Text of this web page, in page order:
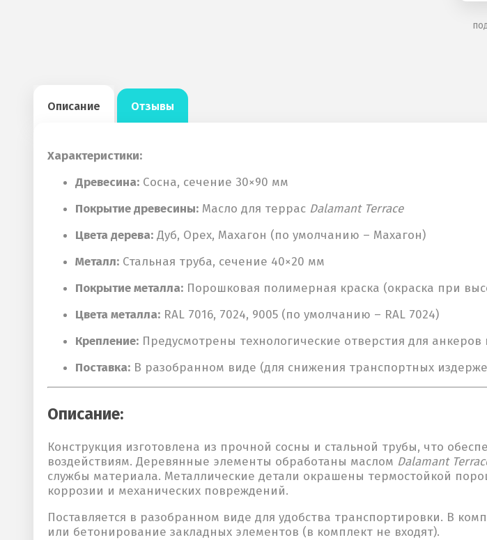
Описание Отзывы
Характеристики:
Древесина: Сосна, сечение 30×90 мм
Покрытие древесины: Масло для террас Dalamant Terrace
Цвета дерева: Дуб, Орех, Махагон (по умолчанию – Махагон)
Металл: Стальная труба, сечение 40×20 мм
Покрытие металла: Порошковая полимерная краска (окраска при
Цвета металла: RAL 7016, 7024, 9005 (по умолчанию – RAL 7024)
Крепление: Предусмотрены технологические отверстия для
Поставка: В разобранном виде (для снижения транспортных
Описание:
Конструкция изготовлена из прочной сосны и стальной трубы, что
воздействиям. Деревянные элементы обработаны маслом Dalamant
службы материала. Металлические детали окрашены термостойкой
коррозии и механических повреждений.
Поставляется в разобранном виде для удобства транспортировки. В
или бетонирование закладных элементов (в комплект не входят).